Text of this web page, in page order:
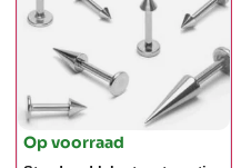
Op voorraad